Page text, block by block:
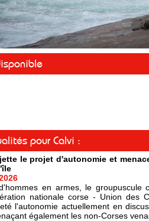
pour Calvi :
le projet d'autonomie et
en armes, le groupuscule
nationale corse - Union des
l'autonomie actuellement en
également les non-Corses